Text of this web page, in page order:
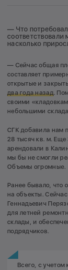
— Что
насколько
— Сейчас общая
составляет
открытые и
два года назад.
своими
небольшими
СГК добавила нам
28 тысяч кв. м. Еще
арендовали в
мы бы не смогли
Объемы огромные.
Ранее бывало, что
на объекты.
Геннадьевич
для летней
склады, и
подрядчиков.
Всего, с учетом